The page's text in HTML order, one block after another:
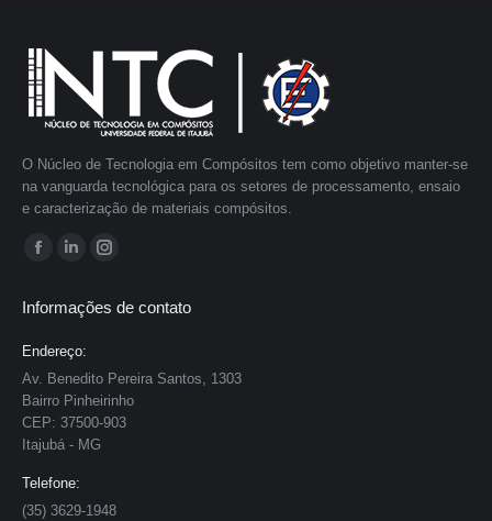
O Núcleo de Tecnologia em Compósitos tem como objetivo manter-se
na vanguarda tecnológica para os setores de processamento, ensaio
e caracterização de materiais compósitos.
Encontre-nos em:
Facebook
opens
in
new
window
Linkedin
opens
in
new
window
Instagram
opens
new
window
Informações de contato
Endereço:
Av. Benedito Pereira Santos, 1303
Bairro Pinheirinho
CEP: 37500-903
Itajubá - MG
Telefone:
(35) 3629-1948